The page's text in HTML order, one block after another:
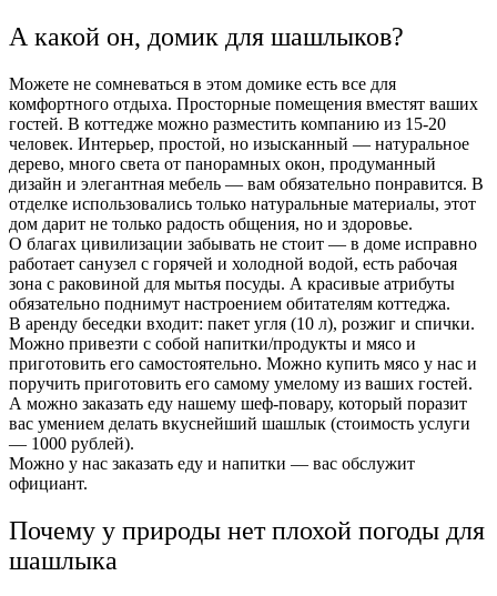
А какой он, домик для шашлыков?
Можете не сомневаться в этом домике есть все для
комфортного отдыха. Просторные помещения вместят ваших
гостей. В коттедже можно разместить компанию из 15-20
человек. Интерьер, простой, но изысканный — натуральное
дерево, много света от панорамных окон, продуманный
дизайн и элегантная мебель — вам обязательно понравится. В
отделке использовались только натуральные материалы, этот
дом дарит не только радость общения, но и здоровье.
О благах цивилизации забывать не стоит — в доме исправно
работает санузел с горячей и холодной водой, есть рабочая
зона с раковиной для мытья посуды. А красивые атрибуты
обязательно поднимут настроением обитателям коттеджа.
В аренду беседки входит: пакет угля (10 л), розжиг и спички.
Можно привезти с собой напитки/продукты и мясо и
приготовить его самостоятельно. Можно купить мясо у нас и
поручить приготовить его самому умелому из ваших гостей.
А можно заказать еду нашему шеф-повару, который поразит
вас умением делать вкуснейший шашлык (стоимость услуги
— 1000 рублей).
Можно у нас заказать еду и напитки — вас обслужит
официант.
Почему у природы нет плохой погоды для
шашлыка